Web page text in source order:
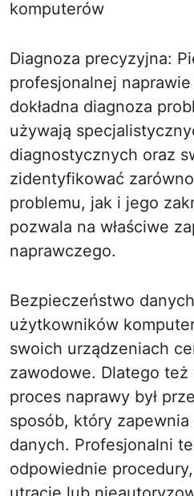
komputerów
Diagnoza precyzyjna:
profesjonalnej
dokładna diagnoza
używają
diagnostycznych oraz
zidentyfikować
problemu, jak i jego
pozwala na właściwe
naprawczego.
Bezpieczeństwo
użytkowników
swoich urządzeniach
zawodowe. Dlatego
proces naprawy był
sposób, który
danych. Profesjonalni
odpowiednie